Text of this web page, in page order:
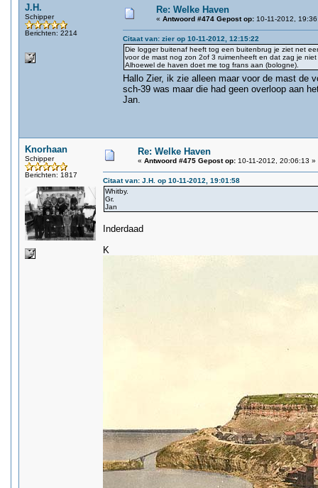
J.H.
Schipper
Berichten: 2214
Re: Welke Haven
« Antwoord #474 Gepost op: 10-11-2012,
Citaat van: zier op 10-11-2012, 12:15:22
Die logger buitenaf heeft tog een buitenbrug je ziet net
voor de mast nog zon 2of 3 ruimenheeft en dat zag je niet
Alhoewel de haven doet me tog frans aan (bologne).
Hallo Zier, ik zie alleen maar voor de mast de
sch-39 was maar die had geen overloop aan
Jan.
Knorhaan
Schipper
Berichten: 1817
Re: Welke Haven
« Antwoord #475 Gepost op: 10-11-2012, 20:06:13 »
Citaat van: J.H. op 10-11-2012, 19:01:58
Whitby.
Gr.
Jan
Inderdaad
K